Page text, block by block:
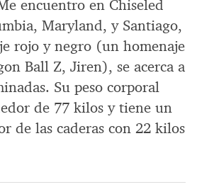
encuentro en Chiseled
Maryland, y Santiago,
rojo y negro (un homenaje
Ball Z, Jiren), se acerca a
Su peso corporal
de 77 kilos y tiene un
de las caderas con 22 kilos